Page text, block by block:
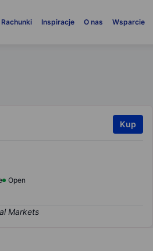
Rachunki Inspiracje O nas Wsparcie
Kup
Open